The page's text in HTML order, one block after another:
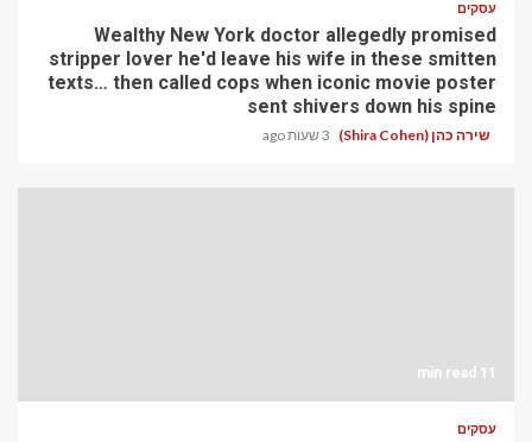
עסקים
Wealthy New York doctor allegedly promised
stripper lover he'd leave his wife in these smitten
texts… then called cops when iconic movie poster
sent shivers down his spine
שירה כהן (Shira Cohen) 3 שעות ago
11 min read
עסקים